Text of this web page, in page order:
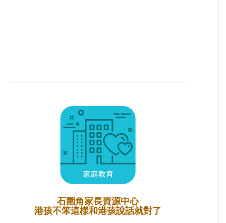
石圍角家長資源中心
港孩不笨這樣和港孩說話就對了